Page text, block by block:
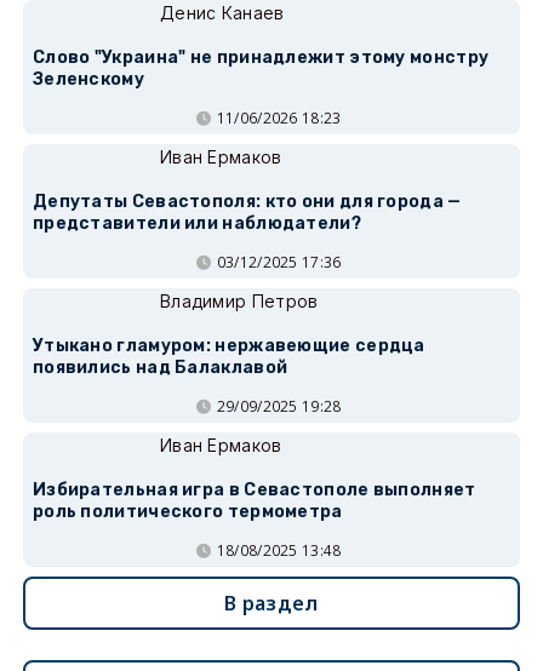
Денис Канаев
Слово "Украина" не принадлежит этому монстру
Зеленскому
11/06/2026 18:23
Иван Ермаков
Депутаты Севастополя: кто они для города —
представители или наблюдатели?
03/12/2025 17:36
Владимир Петров
Утыкано гламуром: нержавеющие сердца
появились над Балаклавой
29/09/2025 19:28
Иван Ермаков
Избирательная игра в Севастополе выполняет
роль политического термометра
18/08/2025 13:48
В раздел